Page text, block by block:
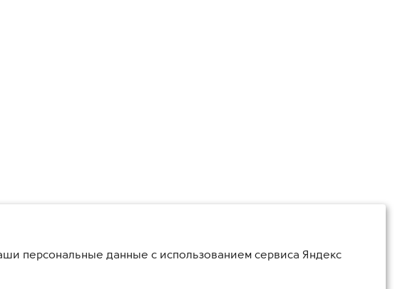
персональные данные с использованием сервиса Яндекс